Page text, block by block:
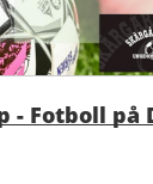
- Fotboll på